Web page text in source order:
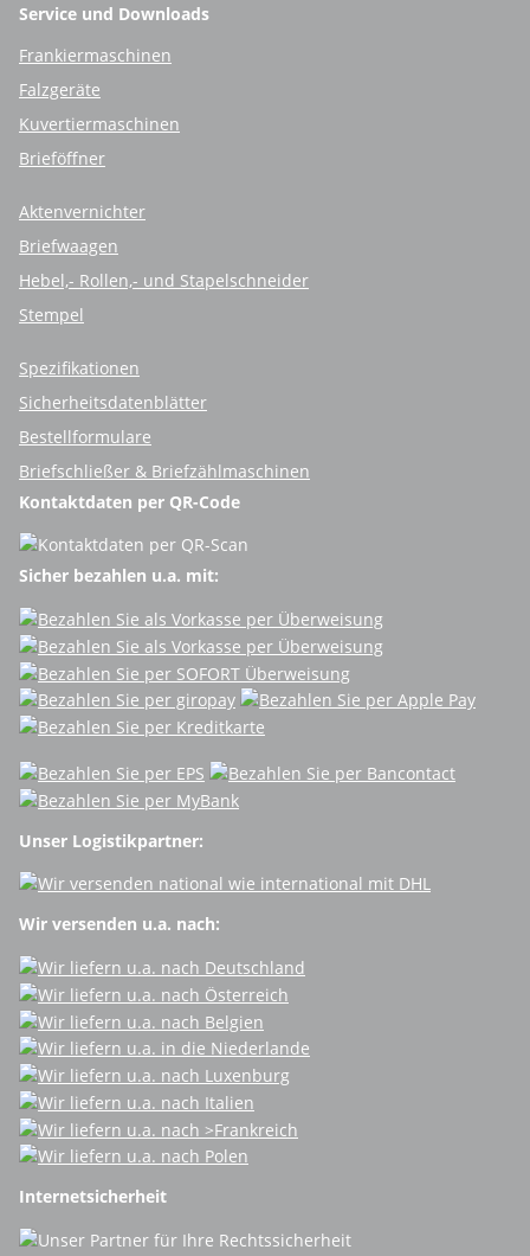
Service und Downloads
Frankiermaschinen
Falzgeräte
Kuvertiermaschinen
Brieföffner
Aktenvernichter
Briefwaagen
Hebel,- Rollen,- und Stapelschneider
Stempel
Spezifikationen
Sicherheitsdatenblätter
Bestellformulare
Briefschließer & Briefzählmaschinen
Kontaktdaten per QR-Code
Sicher bezahlen u.a. mit:
Unser Logistikpartner:
Wir versenden u.a. nach:
Internetsicherheit